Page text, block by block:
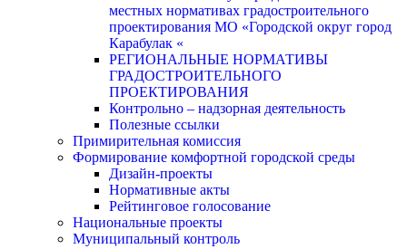
местных нормативах градостроительного
проектирования МО «Городской округ город
Карабулак «
РЕГИОНАЛЬНЫЕ НОРМАТИВЫ
ГРАДОСТРОИТЕЛЬНОГО
ПРОЕКТИРОВАНИЯ
Контрольно – надзорная деятельность
Полезные ссылки
Примирительная комиссия
Формирование комфортной городской среды
Дизайн-проекты
Нормативные акты
Рейтинговое голосование
Национальные проекты
Муниципальный контроль